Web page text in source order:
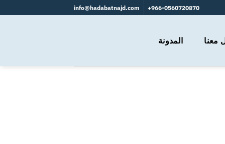
966-0560720870+
info@hadabatnajd.com
معنا المدونة